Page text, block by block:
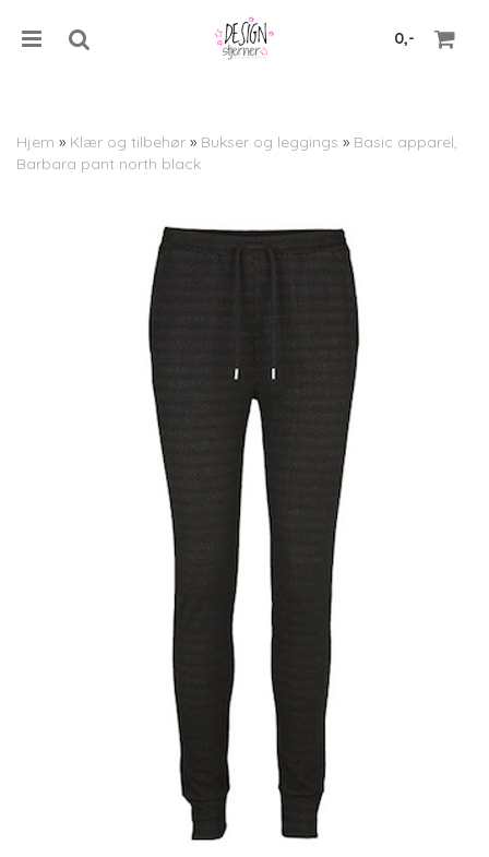
0,-
Hjem » Klær og tilbehør » Bukser og leggings » Basic apparel,
Barbara pant north black
Trykk ENTER for å søke